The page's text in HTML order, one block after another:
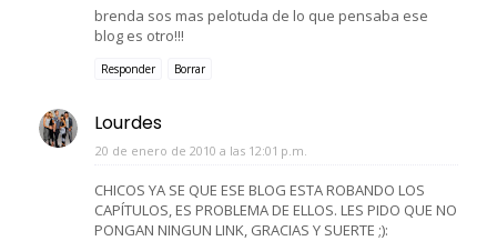
brenda sos mas pelotuda de lo que pensaba ese
blog es otro!!!
Responder Borrar
Lourdes
20 de enero de 2010 a las 12:01 p.m.
CHICOS YA SE QUE ESE BLOG ESTA ROBANDO LOS
CAPÍTULOS, ES PROBLEMA DE ELLOS. LES PIDO QUE NO
PONGAN NINGUN LINK, GRACIAS Y SUERTE ;):